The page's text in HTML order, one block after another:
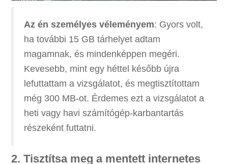
Az én személyes véleményem: Gyors volt,
ha további 15 GB tárhelyet adtam
magamnak, és mindenképpen megéri.
Kevesebb, mint egy héttel később újra
lefuttattam a vizsgálatot, és megtisztítottam
még 300 MB-ot. Érdemes ezt a vizsgálatot a
heti vagy havi számítógép-karbantartás
részeként futtatni.
2. Tisztítsa meg a mentett internetes